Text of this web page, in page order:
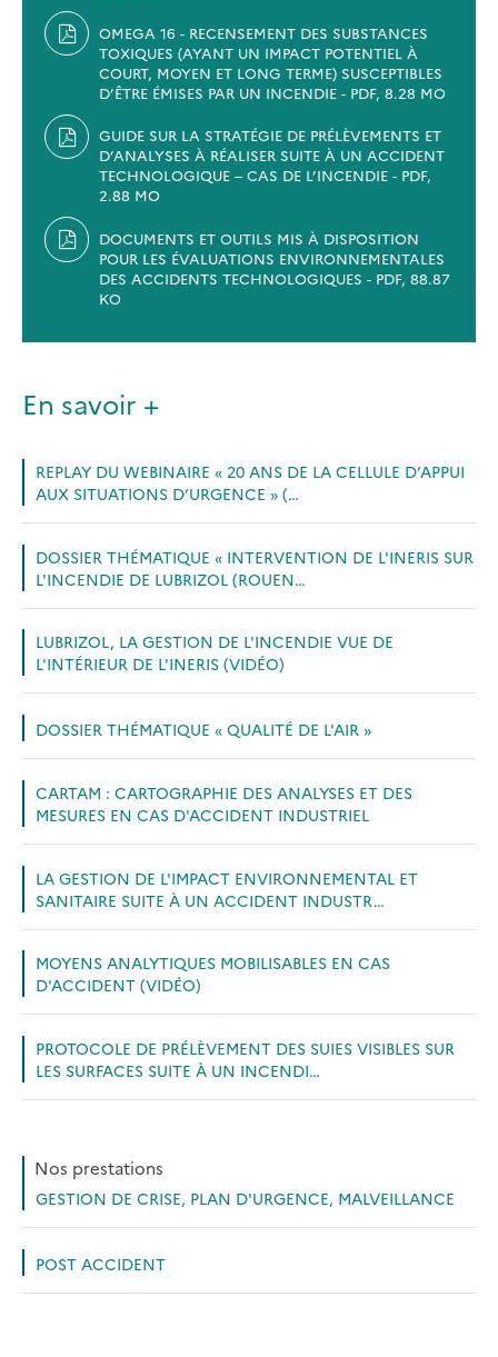
OMEGA 16 - RECENSEMENT DES SUBSTANCES
TOXIQUES (AYANT UN IMPACT POTENTIEL À
COURT, MOYEN ET LONG TERME) SUSCEPTIBLES
D’ÊTRE ÉMISES PAR UN INCENDIE - PDF, 8.28 MO
GUIDE SUR LA STRATÉGIE DE PRÉLÈVEMENTS ET
D’ANALYSES À RÉALISER SUITE À UN ACCIDENT
TECHNOLOGIQUE – CAS DE L’INCENDIE - PDF,
2.88 MO
DOCUMENTS ET OUTILS MIS À DISPOSITION
POUR LES ÉVALUATIONS ENVIRONNEMENTALES
DES ACCIDENTS TECHNOLOGIQUES - PDF, 88.87
KO
En savoir +
REPLAY DU WEBINAIRE « 20 ANS DE LA CELLULE D’APPUI
AUX SITUATIONS D’URGENCE » (…
DOSSIER THÉMATIQUE « INTERVENTION DE L'INERIS SUR
L'INCENDIE DE LUBRIZOL (ROUEN…
LUBRIZOL, LA GESTION DE L'INCENDIE VUE DE
L'INTÉRIEUR DE L'INERIS (VIDÉO)
DOSSIER THÉMATIQUE « QUALITÉ DE L'AIR »
CARTAM : CARTOGRAPHIE DES ANALYSES ET DES
MESURES EN CAS D'ACCIDENT INDUSTRIEL
LA GESTION DE L'IMPACT ENVIRONNEMENTAL ET
SANITAIRE SUITE À UN ACCIDENT INDUSTR…
MOYENS ANALYTIQUES MOBILISABLES EN CAS
D'ACCIDENT (VIDÉO)
PROTOCOLE DE PRÉLÈVEMENT DES SUIES VISIBLES SUR
LES SURFACES SUITE À UN INCENDI…
Nos prestations
GESTION DE CRISE, PLAN D'URGENCE, MALVEILLANCE
POST ACCIDENT